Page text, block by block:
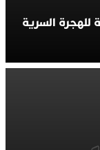
للهجرة السرية